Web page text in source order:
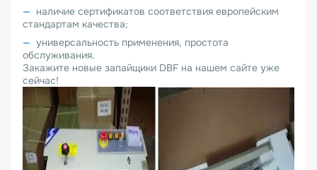
наличие сертификатов соответствия европейским
стандартам качества;
универсальность применения, простота
обслуживания.
Закажите новые запайщики DBF на нашем сайте уже
сейчас!